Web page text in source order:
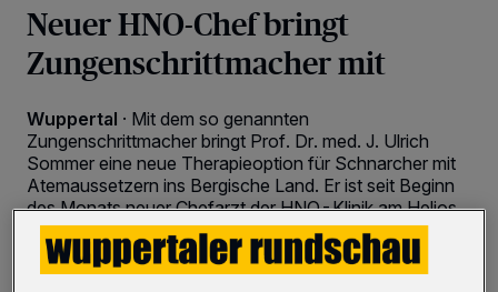
Neuer HNO-Chef bringt
Zungenschrittmacher mit
Wuppertal · Mit dem so genannten
Zungenschrittmacher bringt Prof. Dr. med. J. Ulrich
Sommer eine neue Therapieoption für Schnarcher mit
Atemaussetzern ins Bergische Land. Er ist seit Beginn
des Monats neuer Chefarzt der HNO-Klinik am Helios
Universitätsklinikum Wuppertal.